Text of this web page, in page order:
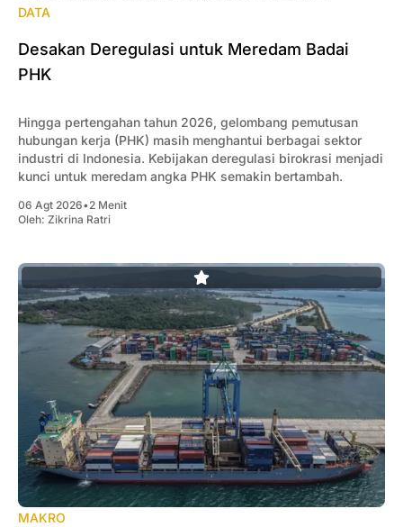
DATA
Desakan Deregulasi untuk Meredam Badai
PHK
Hingga pertengahan tahun 2026, gelombang pemutusan
hubungan kerja (PHK) masih menghantui berbagai sektor
industri di Indonesia. Kebijakan deregulasi birokrasi menjadi
kunci untuk meredam angka PHK semakin bertambah.
06 Agt 2026•2 Menit
Oleh: Zikrina Ratri
MAKRO